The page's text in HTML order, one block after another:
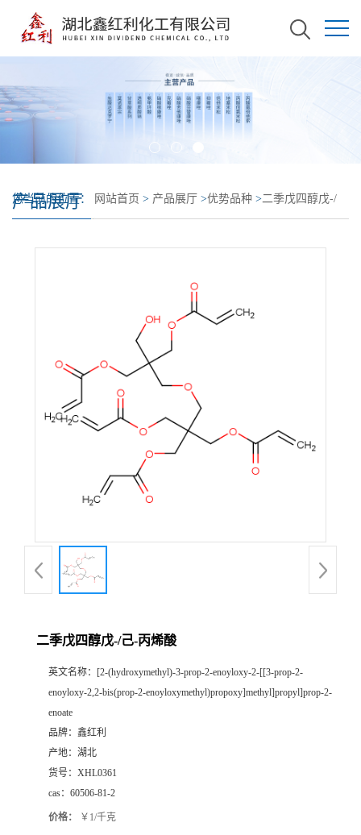
产品展厅
您当前的位置： 网站首页 > 产品展厅 >优势品种 >二季戊四醇戊-/
二季戊四醇戊-/己-丙烯酸
英文名称： [2-(hydroxymethyl)-3-prop-2-enoyloxy-2-[[3-prop-2-
enoyloxy-2,2-bis(prop-2-enoyloxymethyl)propoxy]methyl]propyl]prop-2-
enoate
品牌： 鑫红利
产地： 湖北
货号： XHL0361
cas： 60506-81-2
价格： ￥1/千克